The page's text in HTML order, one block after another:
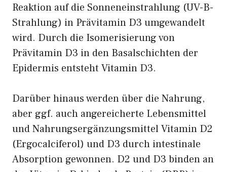
Reaktion auf die Sonneneinstrahlung (UV-B-
Strahlung) in Prävitamin D3 umgewandelt
wird. Durch die Isomerisierung von
Prävitamin D3 in den Basalschichten der
Epidermis entsteht Vitamin D3.
Darüber hinaus werden über die Nahrung,
aber ggf. auch angereicherte Lebensmittel
und Nahrungsergänzungsmittel Vitamin D2
(Ergocalciferol) und D3 durch intestinale
Absorption gewonnen. D2 und D3 binden an